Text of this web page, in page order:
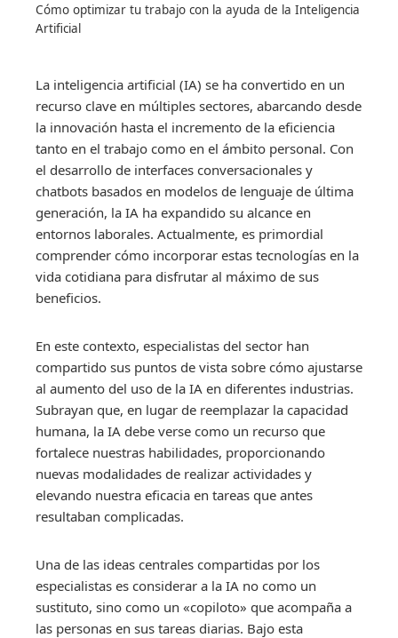
Cómo optimizar tu trabajo con la ayuda de la Inteligencia
Artificial
La inteligencia artificial (IA) se ha convertido en un
recurso clave en múltiples sectores, abarcando desde
la innovación hasta el incremento de la eficiencia
tanto en el trabajo como en el ámbito personal. Con
el desarrollo de interfaces conversacionales y
chatbots basados en modelos de lenguaje de última
generación, la IA ha expandido su alcance en
entornos laborales. Actualmente, es primordial
comprender cómo incorporar estas tecnologías en la
vida cotidiana para disfrutar al máximo de sus
beneficios.
En este contexto, especialistas del sector han
compartido sus puntos de vista sobre cómo ajustarse
al aumento del uso de la IA en diferentes industrias.
Subrayan que, en lugar de reemplazar la capacidad
humana, la IA debe verse como un recurso que
fortalece nuestras habilidades, proporcionando
nuevas modalidades de realizar actividades y
elevando nuestra eficacia en tareas que antes
resultaban complicadas.
Una de las ideas centrales compartidas por los
especialistas es considerar a la IA no como un
sustituto, sino como un «copiloto» que acompaña a
las personas en sus tareas diarias. Bajo esta